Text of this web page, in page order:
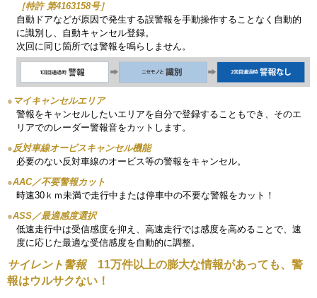
［特許 第4163158号］
自動ドアなどが原因で発生する誤警報を手動操作することなく自動的
に識別し、自動キャンセル登録。
次回に同じ箇所では警報を鳴らしません。
● マイキャンセルエリア
警報をキャンセルしたいエリアを自分で登録することもでき、そのエ
リアでのレーダー警報音をカットします。
● 反対車線オービスキャンセル機能
必要のない反対車線のオービス等の警報をキャンセル。
●AAC／不要警報カット
時速30ｋｍ未満で走行中または停車中の不要な警報をカット！
●ASS／最適感度選択
低速走行中は受信感度を抑え、高速走行では感度を高めることで、速
度に応じた最適な受信感度を自動的に調整。
サイレント警報11万件以上の膨大な情報があっても、警
報はウルサクない！